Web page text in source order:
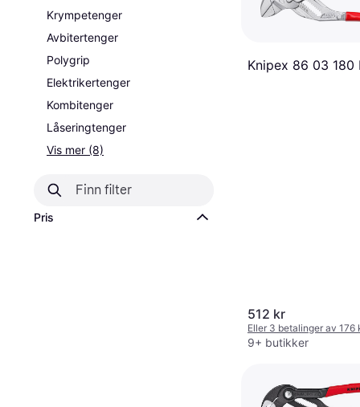
Krympetenger
Avbitertenger
Polygrip
Elektrikertenger
Kombitenger
Låseringtenger
Vis mer (8)
Pris
Knipex 86 03 180
512 kr
Eller 3 betalinger av 176
9+ butikker